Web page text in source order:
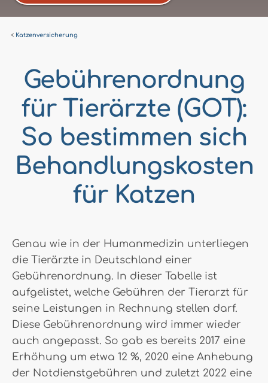
Katzenversicherung
Gebührenordnung
für Tierärzte (GOT):
So bestimmen sich
Behandlungskosten
für Katzen
Genau wie in der Humanmedizin unterliegen
die Tierärzte in Deutschland einer
Gebührenordnung. In dieser Tabelle ist
aufgelistet, welche Gebühren der Tierarzt für
seine Leistungen in Rechnung stellen darf.
Diese Gebührenordnung wird immer wieder
auch angepasst. So gab es bereits 2017 eine
Erhöhung um etwa 12 %, 2020 eine Anhebung
der Notdienstgebühren und zuletzt 2022 eine